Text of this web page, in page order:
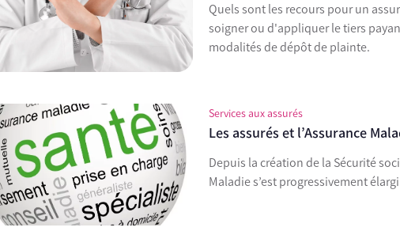
Quels sont les recours pour un
soigner ou d'appliquer le tiers
modalités de dépôt de plainte.
Services aux assurés
Les assurés et l’Assurance
Depuis la création de la Sécurité
Maladie s’est progressivement